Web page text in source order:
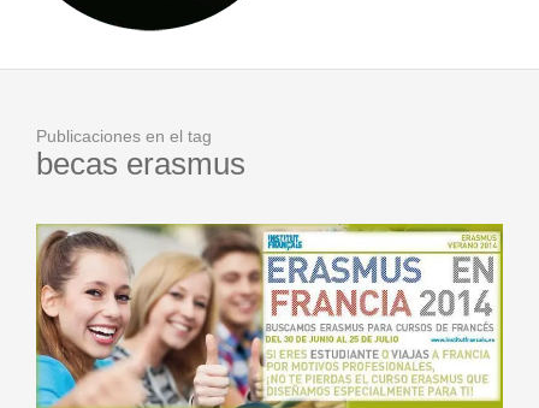
Publicaciones en el tag
becas erasmus